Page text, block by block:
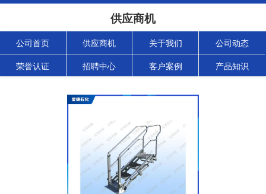
供应商机
公司首页 供应商机 关于我们 公司动态
荣誉认证 招聘中心 客户案例 产品知识